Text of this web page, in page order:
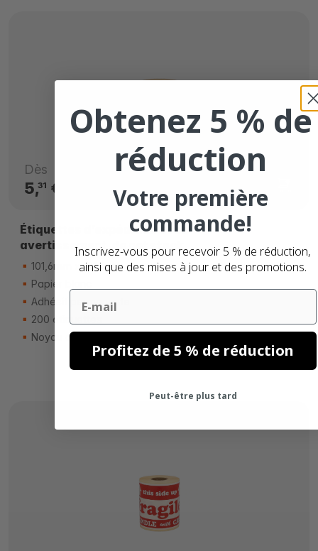
Dès
5,31 €
Étiquettes d’expédition avec
avertissement, do not stack
101,6mm x 101,6mm
Papier blanc
Adhésif permanente
200 étiquettes
Noyau de 25mm
Obtenez 5 % de
réduction
Votre première
commande!
Inscrivez-vous pour recevoir 5 % de réduction,
ainsi que des mises à jour et des promotions.
Email
Profitez de 5 % de réduction
Peut-être plus tard